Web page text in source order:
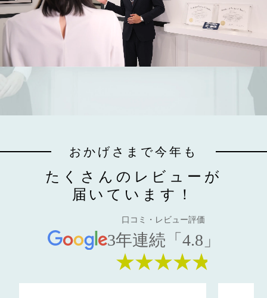
おかげさまで今年も
たくさんのレビューが
届いています！
口コミ・レビュー評価
3年連続「4.8」
★★★★★